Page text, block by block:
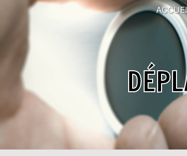
Panneau de gestion des cookies